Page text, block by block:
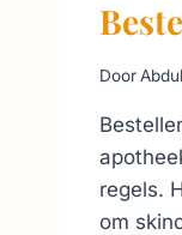
Door
regels.
om